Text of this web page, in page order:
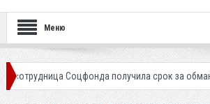
Меню
Соцфонда получила срок за обман клиентов